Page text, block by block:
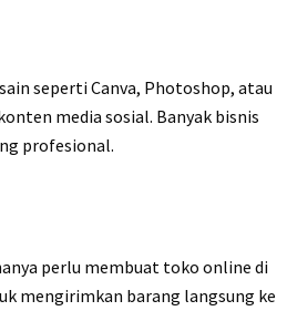
seperti Canva, Photoshop, atau
media sosial. Banyak bisnis
profesional.
perlu membuat toko online di
mengirimkan barang langsung ke